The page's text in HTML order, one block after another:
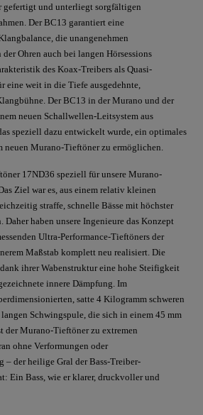
gefertigt und unterliegt sorgfältigen
Der BC13 garantiert eine
die unangenehmen
Ohren auch bei langen Hörsessions
des Koax-Treibers als Quasi-
eine weit in die Tiefe ausgedehnte,
Der BC13 in der Murano und der
neuen Schallwellen-Leitsystem aus
speziell dazu entwickelt wurde, ein optimales
neuen Murano-Tieftöner zu ermöglichen.
17ND36 speziell für unsere Murano-
Ziel war es, aus einem relativ kleinen
straffe, schnelle Bässe mit höchster
haben unsere Ingenieure das Konzept
Ultra-Performance-Tieftöners der
Maßstab komplett neu realisiert. Die
ihrer Wabenstruktur eine hohe Steifigkeit
innere Dämpfung. Im
satte 4 Kilogramm schweren
Schwingspule, die sich in einem 45 mm
der Murano-Tieftöner zu extremen
ohne Verformungen oder
– der heilige Gral der Bass-Treiber-
Ein Bass, wie er klarer, druckvoller und